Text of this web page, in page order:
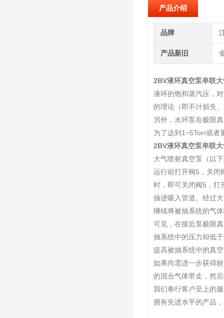
产品介绍
品牌
产品新旧
2BV液环真空泵串联
液环的饱和蒸汽压，
的理论（即不计损失
另外，水环泵在极限
为了达到1~5Torr或者
2BV液环真空泵串联
大气喷射真空泵（以
运行前打开阀5，关闭
时，即可关闭阀5，打
抽进吸入管道。经过
继续将被抽系统的气
可见，在接近泵极限
抽系统中的压力却低
提高被抽系统中的真
如果尚需进一步获得
的混合气体带走，然
我们奉行客户至上的
拥有先进水平的产品